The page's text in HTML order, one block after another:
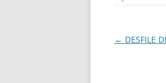
Navegació
← DESFILE